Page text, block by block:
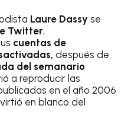
Laure Dassy se
Twitter,
cuentas de
después de
del semanario
a reproducir las
en el año 2006
en blanco del